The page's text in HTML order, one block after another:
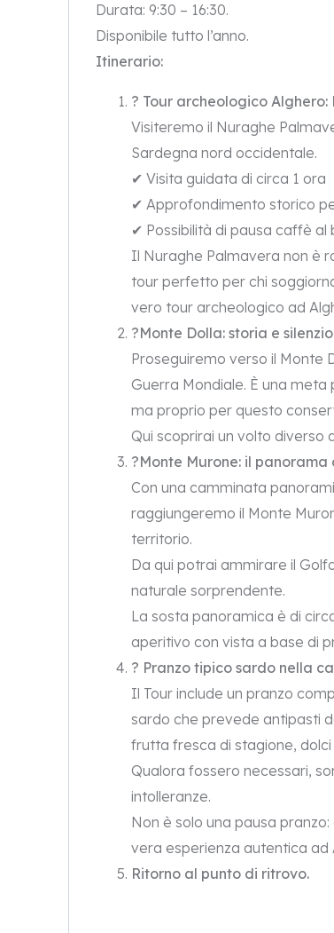
Durata: 9:30 – 16:30.
Disponibile tutto l’anno.
Itinerario:
?️ Tour archeologico
Visiteremo il Nuraghe
Sardegna nord occidentale.
✔ Visita guidata di circa 1 ora
✔ Approfondimento storico
✔ Possibilità di pausa caffè al
Il Nuraghe Palmavera non è
tour perfetto per chi
vero tour archeologico ad
?Monte Dolla: storia e
Proseguiremo verso il Monte
Guerra Mondiale. È una
ma proprio per questo
Qui scoprirai un volto diverso
?Monte Murone: il panorama
Con una camminata
raggiungeremo il Monte
territorio.
Da qui potrai ammirare il
naturale sorprendente.
La sosta panoramica è di
aperitivo con vista a base di
? Pranzo tipico sardo nella
Il Tour include un pranzo
sardo che prevede antipasti
frutta fresca di stagione,
Qualora fossero necessari,
intolleranze.
Non è solo una pausa
vera esperienza autentica ad
Ritorno al punto di ritrovo.